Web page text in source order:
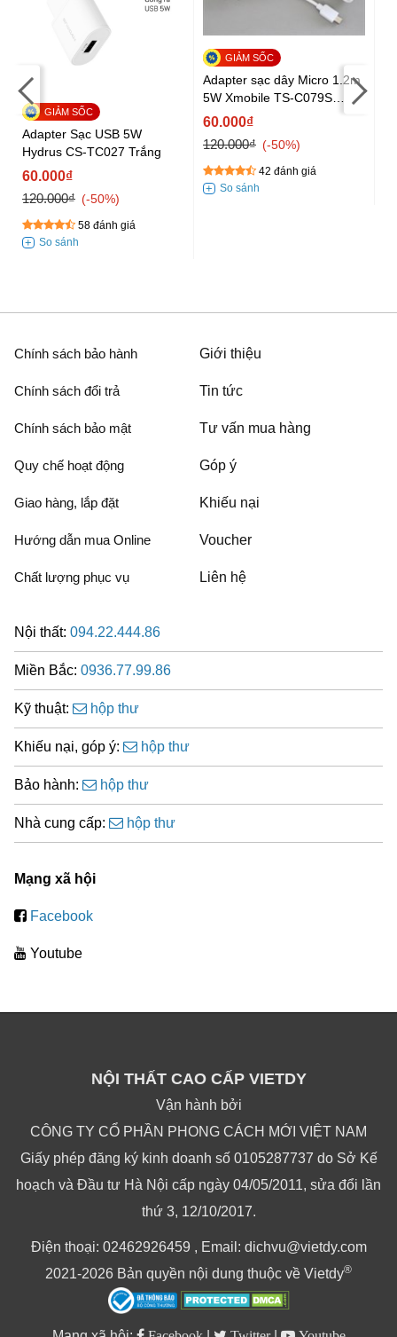
Adapter Sạc USB 5W
Hydrus CS-TC027 Trắng
60.000₫
120.000₫
-50%
58 đánh giá
Adapter sạc dây Micro 1.2m
5W Xmobile TS-C079S
Trắng
60.000₫
120.000₫
-50%
42 đánh giá
Chính sách bảo hành
Chính sách đổi trả
Chính sách bảo mật
Quy chế hoạt động
Giao hàng, lắp đặt
Hướng dẫn mua Online
Chất lượng phục vụ
Giới thiệu
Tin tức
Tư vấn mua hàng
Góp ý
Khiếu nại
Voucher
Liên hệ
Nội thất: 094.22.444.86
Miền Bắc: 0936.77.99.86
Kỹ thuật: hộp thư
Khiếu nại, góp ý: hộp thư
Bảo hành: hộp thư
Nhà cung cấp: hộp thư
Mạng xã hội
Facebook
Youtube
NỘI THẤT CAO CẤP VIETDY
Vận hành bởi
CÔNG TY CỔ PHẦN PHONG CÁCH MỚI VIỆT NAM
Giấy phép đăng ký kinh doanh số 0105287737 do Sở Kế
hoạch và Đầu tư Hà Nội cấp ngày 04/05/2011, sửa đổi lần
thứ 3, 12/10/2017.
Điện thoại: 02462926459 , Email: dichvu@vietdy.com
2021-2026 Bản quyền nội dung thuộc về Vietdy®